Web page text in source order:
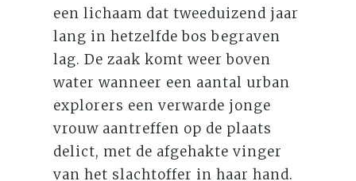
een lichaam dat tweeduizend jaar
lang in hetzelfde bos begraven
lag. De zaak komt weer boven
water wanneer een aantal urban
explorers een verwarde jonge
vrouw aantreffen op de plaats
delict, met de afgehakte vinger
van het slachtoffer in haar hand.